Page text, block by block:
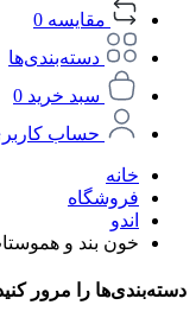
مقایسه 0
دسته‌بندی‌ها
سبد خرید 0
حساب
خانه
فروشگاه
اندو
خون بند و
دسته‌بندی‌ها را مرور